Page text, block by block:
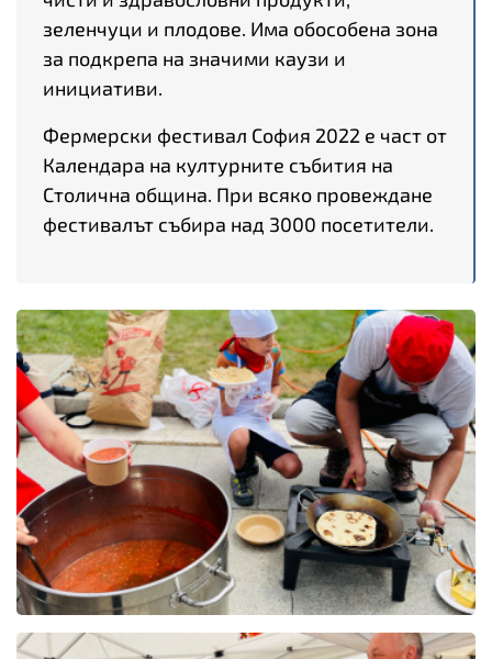
зеленчуци и плодове. Има обособена зона
за подкрепа на значими каузи и
инициативи.
Фермерски фестивал София 2022 е част от
Календара на културните събития на
Столична община. При всяко провеждане
фестивалът събира над 3000 посетители.